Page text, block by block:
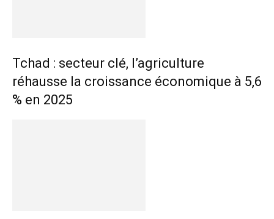
Tchad : secteur clé, l’agriculture
réhausse la croissance économique à 5,6
% en 2025